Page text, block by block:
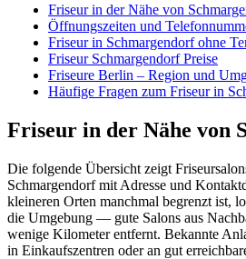
Friseur in der Nähe von
Öffnungszeiten und
Friseur in Schmargendorf ohne
Friseur Schmargendorf Preise
Friseure Berlin – Region und
Häufige Fragen zum Friseur in
Friseur in der Nähe von
Die folgende Übersicht zeigt
Schmargendorf mit Adresse und
kleineren Orten manchmal begrenzt ist,
die Umgebung — gute Salons aus
wenige Kilometer entfernt. Bekannte
in Einkaufszentren oder an gut